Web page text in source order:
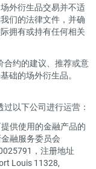
外衍生品交易并不适
们的法律文件，并确
拥有或持有任何相关
合约的建议、推荐或意
础的场外衍生品。
以下公司进行运营：
供使用的金融产品的
融服务委员会
，注册地址
Louis 11328,